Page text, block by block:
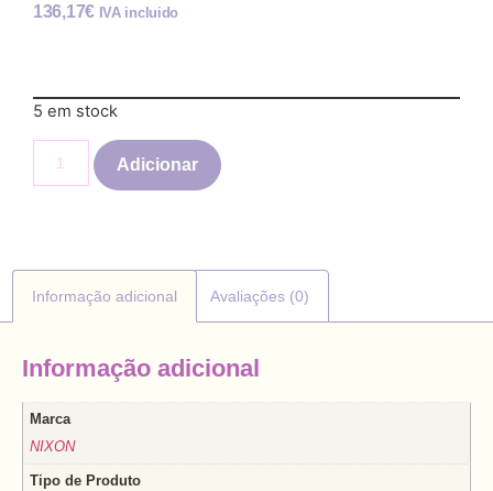
136,17€ IVA incluido
5 em stock
Adicionar
Informação adicional Avaliações (0)
Informação adicional
Marca
NIXON
Tipo de Produto